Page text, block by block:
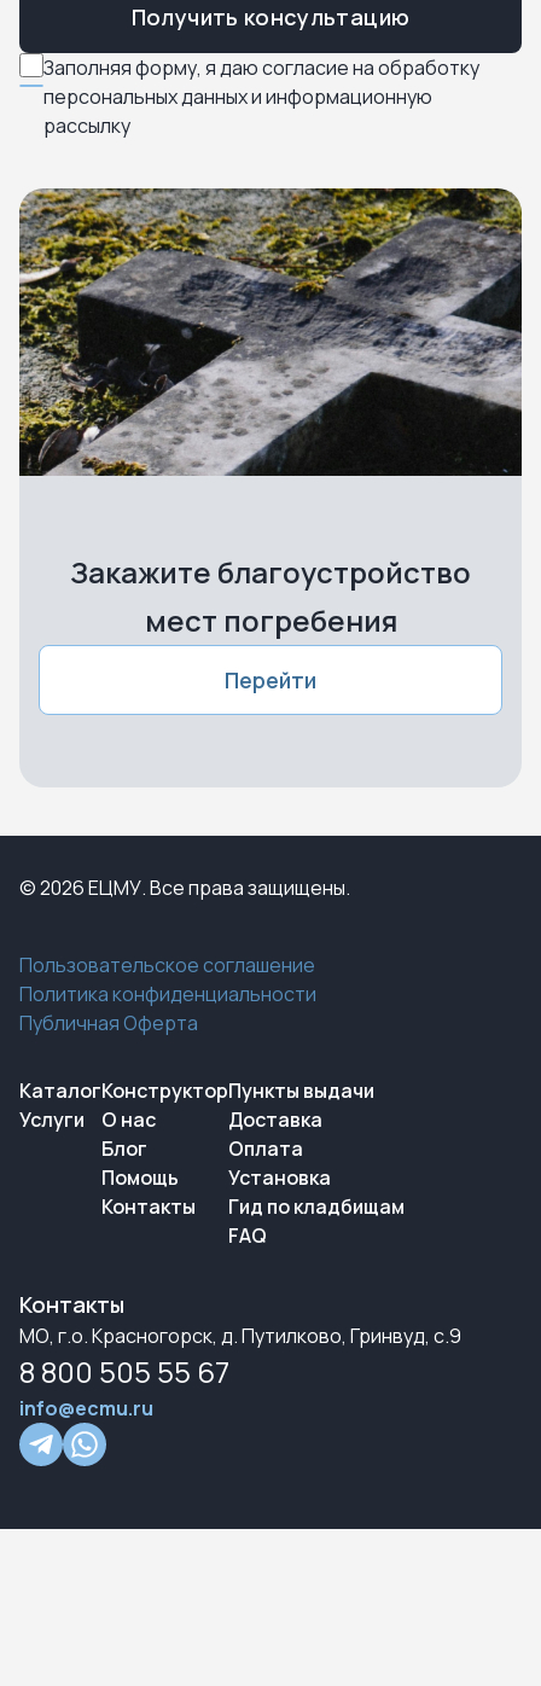
Заполняя форму, я даю согласие на обработку
персональных данных и информационную
рассылку
Получить консультацию
Закажите благоустройство
мест погребения
Перейти
© 2026 ЕЦМУ. Все права защищены.
Пользовательское соглашение
Политика конфиденциальности
Публичная Оферта
Каталог
Услуги
Конструктор
О нас
Блог
Помощь
Контакты
Пункты выдачи
Доставка
Оплата
Установка
Гид по кладбищам
FAQ
Контакты
МО, г.о. Красногорск, д. Путилково, Гринвуд, с.9
8 800 505 55 67
info@ecmu.ru